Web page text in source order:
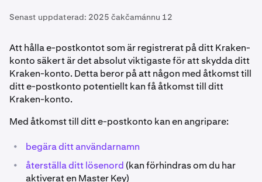
Senast uppdaterad: 2025 čakčamánnu 12
Att hålla e-postkontot som är registrerat på ditt Kraken-
konto säkert är det absolut viktigaste för att skydda ditt
Kraken-konto. Detta beror på att någon med åtkomst till
ditt e-postkonto potentiellt kan få åtkomst till ditt
Kraken-konto.
Med åtkomst till ditt e-postkonto kan en angripare:
• begära ditt användarnamn
• återställa ditt lösenord (kan förhindras om du har
aktiverat en Master Key)